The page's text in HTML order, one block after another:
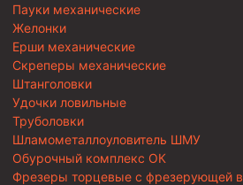
Пауки механические
Желонки
Ерши механические
Скреперы механические
Штанголовки
Удочки ловильные
Труболовки
Шламометаллоуловитель ШМУ
Обурочный комплекс ОК
Фрезеры торцевые с фрезерующей